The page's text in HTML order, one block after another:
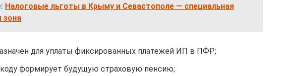
Налоговые льготы в Крыму и Севастополе — специальная
зона
для уплаты фиксированных платежей ИП в ПФР;
формирует будущую страховую пенсию;